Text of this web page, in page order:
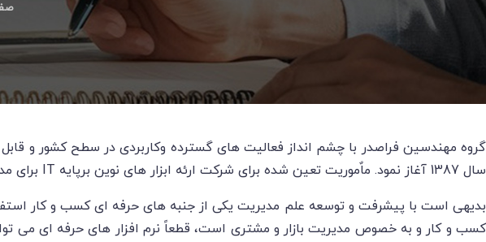
گروه مهندسین فراصدر با چشم انداز فعالیت های گسترده وکاربردی در سطح کشور و
سال 1387 آغاز نمود. ماٌموریت تعین شده برای شرکت ارئه ابزار های نوین برپایه IT برای مدیریت ساده ، یکپارچه و علمی بر بنگاه های کسب و کار کوچک و بزرگ می باشد .
بدیهی است با پیشرفت و توسعه علم مدیریت یکی از جنبه های حرفه ای کسب و کار
کسب و کار و به خصوص مدیریت بازار و مشتری است، قطعاً نرم افزار های حرفه ای می